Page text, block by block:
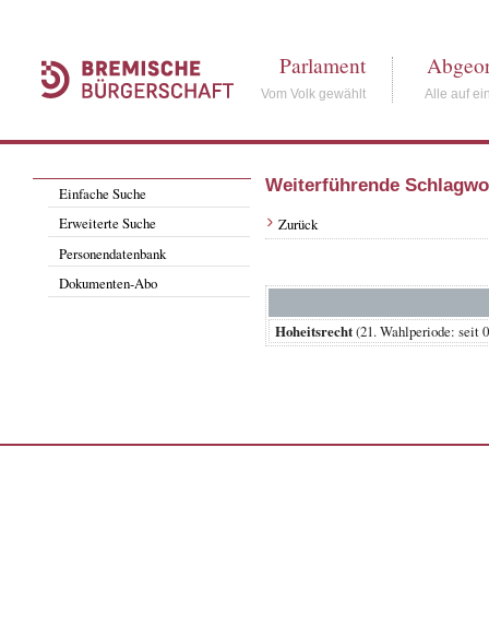
Parlament
Vom Volk gewählt Alle auf
Einfache Suche
Erweiterte Suche
Personendatenbank
Dokumenten-Abo
Weiterführende
Zurück
Hoheitsrecht(21. Wahlperiode: